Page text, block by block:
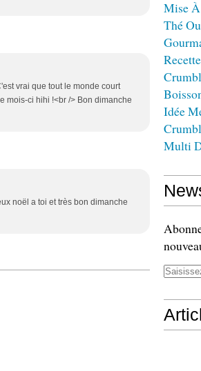
vrai que tout le monde court
mois-ci hihi !<br /> Bon dimanche
noël a toi et très bon dimanche
Mise
Thé
Idée
Multi